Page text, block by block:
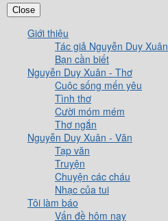
Close
Giới thiệu
Tác giả Nguyễn Duy Xuân
Bạn cần biết
Nguyễn Duy Xuân - Thơ
Cuộc sống mến yêu
Tình thơ
Cười móm mém
Thơ ngắn
Nguyễn Duy Xuân - Văn
Tạp văn
Truyện
Chuyện các cháu
Nhạc của tui
Tôi làm báo
Vấn đề hôm nay